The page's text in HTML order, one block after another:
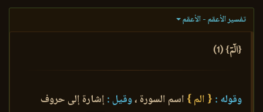
تفسير الأعقم - الأعقم
{الٓمٓ} (1)
وقوله : { الم } اسم السورة ،وقيل :إشارة إلى حروف